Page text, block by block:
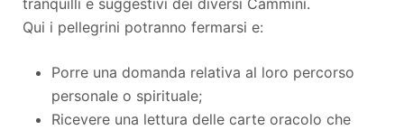
tranquilli e suggestivi dei diversi Cammini.
Qui i pellegrini potranno fermarsi e:
Porre una domanda relativa al loro percorso
personale o spirituale;
Ricevere una lettura delle carte oracolo che